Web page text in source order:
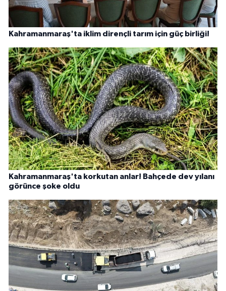
Kahramanmaraş'ta iklim dirençli tarım için güç birliği!
Kahramanmaraş'ta korkutan anlar! Bahçede dev yılanı
görünce şoke oldu